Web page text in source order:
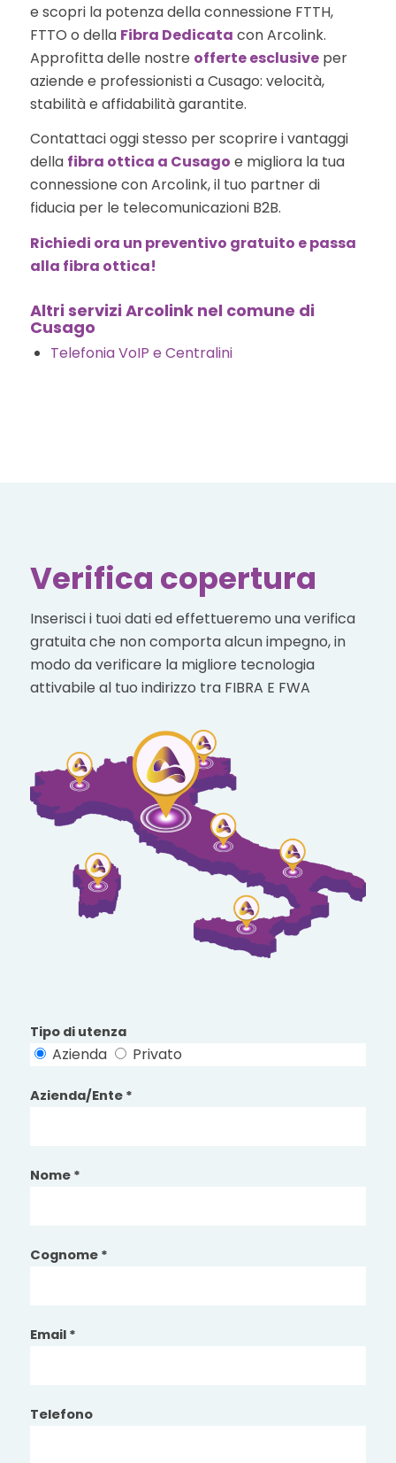
e scopri la potenza della connessione FTTH,
FTTO o della Fibra Dedicata con Arcolink.
Approfitta delle nostre offerte esclusiveper
aziende e professionisti a Cusago: velocità,
stabilità e affidabilità garantite.
Contattaci oggi stesso per scoprire i vantaggi
della fibra ottica a Cusago e migliora la tua
connessione con Arcolink, il tuo partner di
fiducia per le telecomunicazioni B2B.
Richiedi ora un preventivo gratuito e passa
alla fibra ottica!
Altri servizi Arcolink nel comune di
Cusago
Telefonia VoIP e Centralini
Verifica copertura
Inserisci i tuoi dati ed effettueremo una verifica
gratuita che non comporta alcun impegno, in
modo da verificare la migliore tecnologia
attivabile al tuo indirizzo tra FIBRA E FWA
Tipo di utenza
Azienda Privato
Azienda/Ente *
Nome *
Cognome *
Email *
Telefono